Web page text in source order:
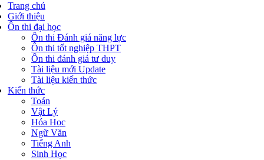
Trang chủ
Giới thiệu
Ôn thi đại học
Ôn thi Đánh giá năng lực
Ôn thi tốt nghiệp THPT
Ôn thi đánh giá tư duy
Tài liệu mới Update
Tài liệu kiến thức
Kiến thức
Toán
Vật Lý
Hóa Học
Ngữ Văn
Tiếng Anh
Sinh Học